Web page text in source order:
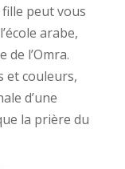
peut vous
arabe,
de l’Omra.
et couleurs,
d’une
la prière du